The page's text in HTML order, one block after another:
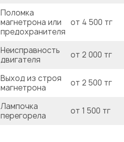
Поломка
магнетрона или
предохранителя
от 4 500 тг
Неисправность
двигателя
от 2 000 тг
Выход из строя
магнетрона
от 2 500 тг
Лампочка
перегорела
от 1 500 тг